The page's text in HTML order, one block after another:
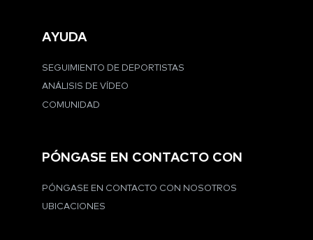
AYUDA
SEGUIMIENTO DE DEPORTISTAS
ANÁLISIS DE VÍDEO
COMUNIDAD
PÓNGASE EN CONTACTO CON
PÓNGASE EN CONTACTO CON NOSOTROS
UBICACIONES